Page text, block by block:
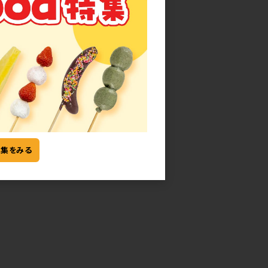
をみる